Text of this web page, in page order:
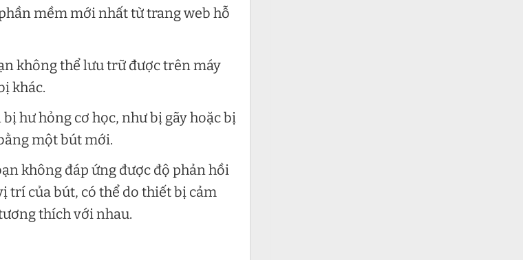
mềm mới nhất từ trang web hỗ
không thể lưu trữ được trên máy
khác.
hư hỏng cơ học, như bị gãy hoặc bị
một bút mới.
không đáp ứng được độ phản hồi
trí của bút, có thể do thiết bị cảm
thích với nhau.